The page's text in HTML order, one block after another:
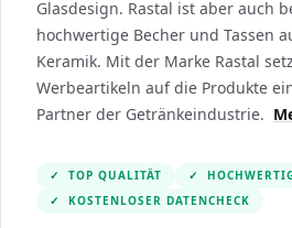
Glasdesign. Rastal ist aber auch
hochwertige Becher und Tassen
Keramik. Mit der Marke Rastal
Werbeartikeln auf die Produkte
Partner der Getränkeindustrie.
✓ TOP QUALITÄT ✓
✓
KOSTENLOSER DATENCHECK